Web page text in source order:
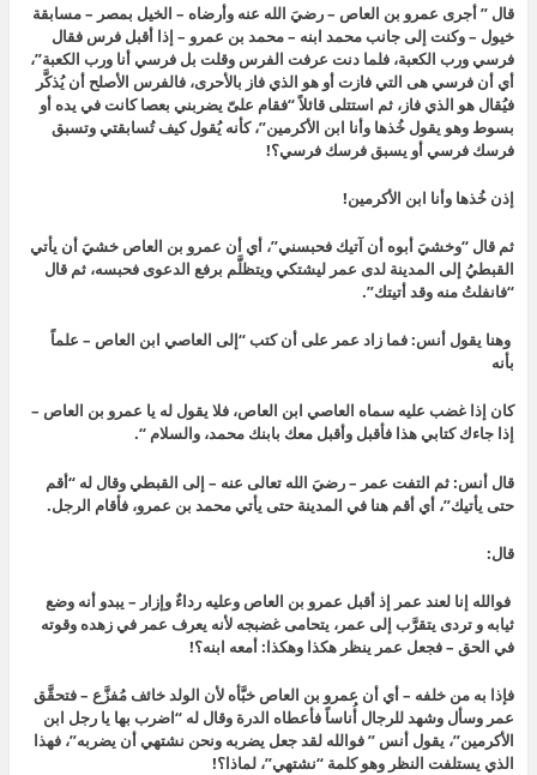
قال ” أجرى عمرو بن العاص – رضيَ الله عنه وأرضاه – الخيل بمصر – مسابقة
خيول – وكنت إلى جانب محمد ابنه – محمد بن عمرو – إذا أقبل فرس فقال
فرسي ورب الكعبة، فلما دنت عرفت الفرس وقلت بل فرسي أنا ورب الكعبة”،
أي أن فرسي هى التي فازت أو هو الذي فاز بالأحرى، فالفرس الأصلح أن يُذكَّر
فيُقال هو الذي فاز، ثم استتلى قائلاً “فقام علىّ يضربني بعصا كانت في يده أو
بسوط وهو يقول خُذها وأنا ابن الأكرمين”، كأنه يُقول كيف تُسابقتي وتسبق
فرسك فرسي أو يسبق فرسك فرسي؟!
إذن خُذها وأنا ابن الأكرمين!
ثم قال “وخشيَ أبوه أن آتيك فحبسني”، أي أن عمرو بن العاص خشيَ أن يأتي
القبطيُ إلى المدينة لدى عمر ليشتكي ويتظلَّم برفع الدعوى فحبسه، ثم قال
“فانفلتُ منه وقد أتيتك”.
وهنا يقول أنس: فما زاد عمر على أن كتب “إلى العاصي ابن العاص – علماً
بأنه
كان إذا غضب عليه سماه العاصي ابن العاص، فلا يقول له يا عمرو بن العاص –
إذا جاءك كتابي هذا فأقبل وأقبل معك بابنك محمد، والسلام “.
قال أنس: ثم التفت عمر – رضيَ الله تعالى عنه – إلى القبطي وقال له “أقم
حتى يأتيك”، أي أقم هنا في المدينة حتى يأتي محمد بن عمرو، فأقام الرجل.
قال:
فوالله إنا لعند عمر إذ أقبل عمرو بن العاص وعليه رداءٌ وإزار – يبدو أنه وضع
ثيابه و تردى يتقرَّب إلى عمر، يتحامى غضبجه لأنه يعرف عمر في زهده وقوته
في الحق – فجعل عمر ينظر هكذا وهكذا: أمعه ابنه؟!
فإذا به من خلفه – أي أن عمرو بن العاص خبَّأه لأن الولد خائف مُفزَّع – فتحقَّق
عمر وسأل وشهد للرجال أُناساً فأعطاه الدرة وقال له “اضرب بها يا رجل ابن
الأكرمين”، يقول أنس ” فوالله لقد جعل يضربه ونحن نشتهي أن يضربه”، فهذا
الذي يستلفت النظر وهو كلمة “نشتهي”، لماذا؟!